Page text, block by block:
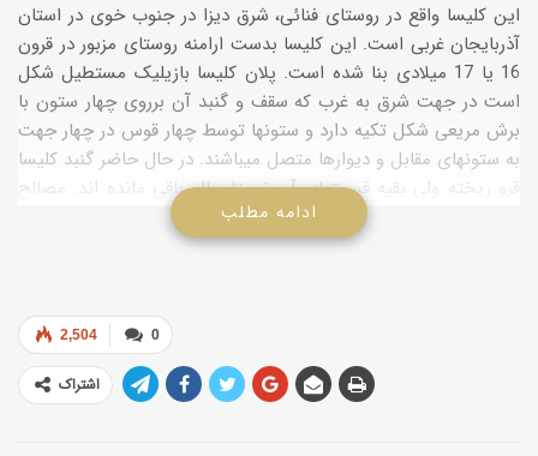
این کلیسا واقع در روستای فنائی، شرق دیزا در جنوب خوی در استان
آذربایجان غربی است. این کلیسا بدست ارامنه روستای مزبور در قرون
16 یا 17 میلادی بنا شده است. پلان کلیسا بازیلیک مستطیل شکل
است در جهت شرق به غرب که سقف و گنبد آن برروی چهار ستون با
برش مریعی شکل تکیه دارد و ستونها توسط چهار قوس در چهار جهت
به ستونهای مقابل و دیوارها متصل میباشند. در حال حاضر گنبد کلیسا
فرو ریخته ولی بقیه قسمتهای آن نسبتا سالم باقی مانده اند. مصالح
بکار رفته در آن عبارتند از سنگ لاشه و ملاط. تنها ورودی این کلیسا در
سمت غرب بنا بوده و دارای نورگیرهائی بر دیوارهای جنوبی و شمالی
ادامه مطلب
0
2,504
اشتراک